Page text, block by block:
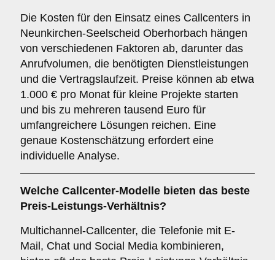
Die Kosten für den Einsatz eines Callcenters in
Neunkirchen-Seelscheid Oberhorbach hängen
von verschiedenen Faktoren ab, darunter das
Anrufvolumen, die benötigten Dienstleistungen
und die Vertragslaufzeit. Preise können ab etwa
1.000 € pro Monat für kleine Projekte starten
und bis zu mehreren tausend Euro für
umfangreichere Lösungen reichen. Eine
genaue Kostenschätzung erfordert eine
individuelle Analyse.
Welche Callcenter-Modelle bieten das beste
Preis-Leistungs-Verhältnis?
Multichannel-Callcenter, die Telefonie mit E-
Mail, Chat und Social Media kombinieren,